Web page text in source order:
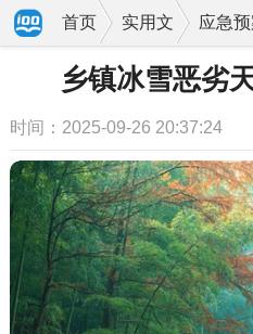
首页 实用文 应急
乡镇冰雪恶劣
时间：2025-09-26 20:37:24